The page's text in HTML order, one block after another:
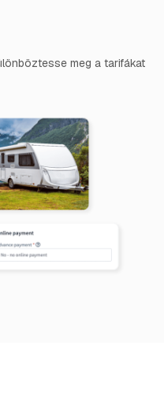
meg a tarifákat